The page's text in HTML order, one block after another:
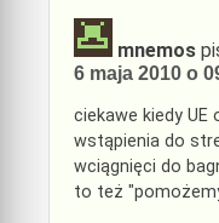
mnemos
6 maja 2010 o
ciekawe kiedy UE
wstąpienia do
wciągnięci do
to też